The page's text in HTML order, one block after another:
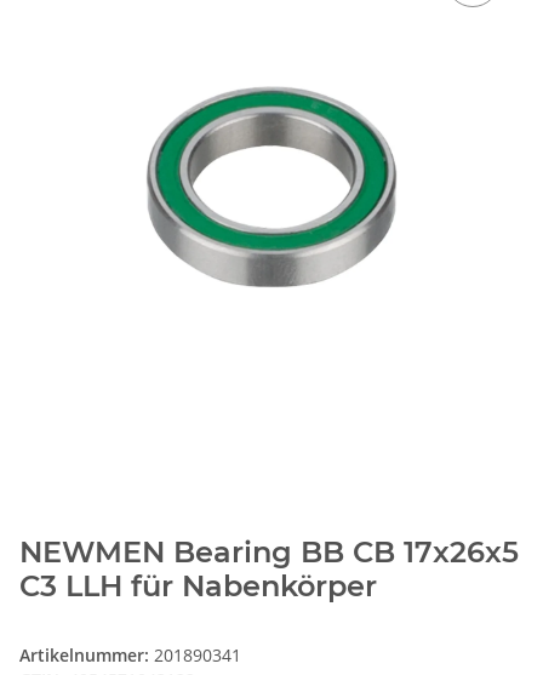
NEWMEN Bearing BB CB 17x26x5
C3 LLH für Nabenkörper
Artikelnummer: 201890341